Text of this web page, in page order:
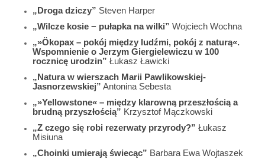
„Droga dziczy” Steven Harper
„Wilcze kosie − pułapka na wilki” Wojciech Wochna
„»Ökopax – pokój między ludźmi, pokój z naturą«.
Wspomnienie o Jerzym Giergielewiczu w 100
rocznicę urodzin” Łukasz Ławicki
„Natura w wierszach Marii Pawlikowskiej-
Jasnorzewskiej” Antonina Sebesta
„»Yellowstone« – między klarowną przeszłością a
brudną przyszłością” Krzysztof Mączkowski
„Z czego się robi rezerwaty przyrody?” Łukasz
Misiuna
„Choinki umierają świecąc” Barbara Ewa Wojtaszek